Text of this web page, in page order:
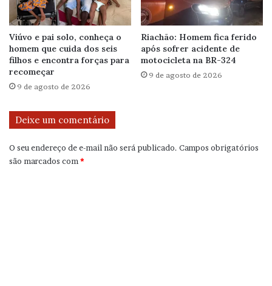
Viúvo e pai solo, conheça o
homem que cuida dos seis
filhos e encontra forças para
recomeçar
9 de agosto de 2026
Riachão: Homem fica ferido
após sofrer acidente de
motocicleta na BR-324
9 de agosto de 2026
Deixe um comentário
O seu endereço de e-mail não será publicado. Campos obrigatórios
são marcados com*